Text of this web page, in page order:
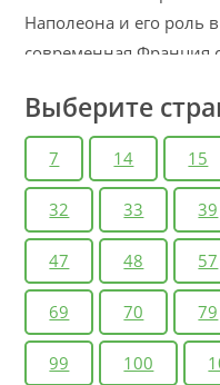
Наполеона и его роль
современная Франция
Какова была роль
3. Подготовьте проект
расскажите о
Сравните их
методы объединения.
сходства и различия
друг на друга этих
точка зрения на эти
4. Прочитайте роман
Выберите
7 14 15
32 33 39
47 48 57
69 70 79
99 100